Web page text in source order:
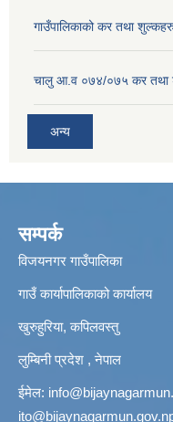
गाउँपालिकाको कर तथा
चालु आ.व ०७४/०७५ कर तथा
अन्य
सम्पर्क
विजयनगर गाउँपालिका
गाउँ कार्यापालिकाको कार्यालय
खुरुहुरिया, कपिलवस्तु
लुम्बिनी प्रदेश , नेपाल
ईमेल: